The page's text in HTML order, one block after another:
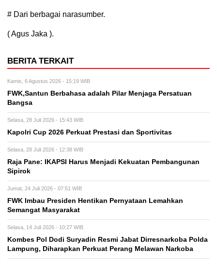
# Dari berbagai narasumber.
( Agus Jaka ).
BERITA TERKAIT
Kamis, 6 Agustus 2026 - 15:19 WIB
FWK,Santun Berbahasa adalah Pilar Menjaga Persatuan
Bangsa
Selasa, 28 Juli 2026 - 15:43 WIB
Kapolri Cup 2026 Perkuat Prestasi dan Sportivitas
Selasa, 28 Juli 2026 - 12:38 WIB
Raja Pane: IKAPSI Harus Menjadi Kekuatan Pembangunan
Sipirok
Jumat, 24 Juli 2026 - 07:51 WIB
FWK Imbau Presiden Hentikan Pernyataan Lemahkan
Semangat Masyarakat
Selasa, 14 Juli 2026 - 10:27 WIB
Kombes Pol Dodi Suryadin Resmi Jabat Dirresnarkoba Polda
Lampung, Diharapkan Perkuat Perang Melawan Narkoba